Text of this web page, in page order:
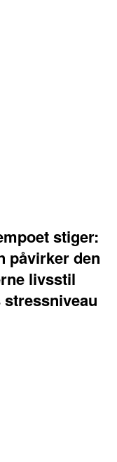
stiger:
påvirker den
livsstil